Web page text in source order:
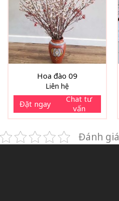
Hoa đào 09
Liên hệ
Đặt ngay
Chat tư
vấn
Đánh giá